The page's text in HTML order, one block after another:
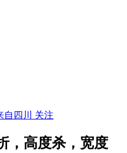
自四川 关注
，高度杀，宽度